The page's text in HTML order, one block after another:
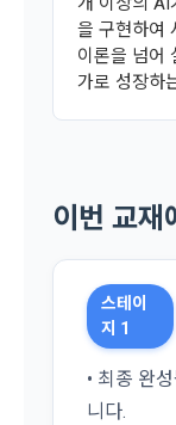
[
의하고 "회사"와
4. “인재회원”이
하여 본인의 개인
용 의뢰 “기업회
용 의뢰 서비스
인 또는 법인을 말
6. “해커톤”이라
회원”이 AI 코드
선정하는 제반 행
7. “대회"라 함은
을 크라우드소싱
해커톤, AI해커톤,
개인정보 침해사
이미 발생한 피
움을 받을 수 있
리 및 의무 관계
2. 개인정보의 수
데이콘 주식회사
를 수집하고 있으
보를 이용하지 않
안내 서비스가 제
또한 향후 마케팅
2021.05.25
을 구현하여
이론을 넘어
가로 성장하
이번 교재
스테이
지 1
• 최종 완
니다.